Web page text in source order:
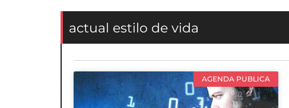
actual estilo de vida
AGENDA PUBLICA